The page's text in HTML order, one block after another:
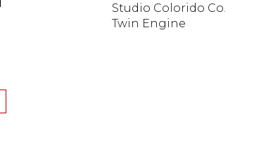
Studio Colorido Co.
Twin Engine